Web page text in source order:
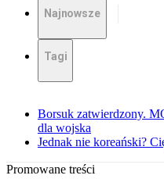
Najnowsze
Tagi
Borsuk zatwierdzony.
dla wojska
Jednak nie koreański?
Promowane treści